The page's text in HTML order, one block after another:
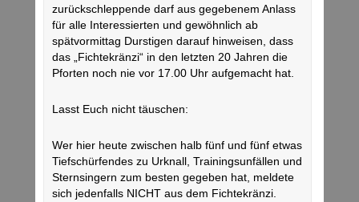
zurückschleppende darf aus gegebenem Anlass
für alle Interessierten und gewöhnlich ab
spätvormittag Durstigen darauf hinweisen, dass
das „Fichtekränzi“ in den letzten 20 Jahren die
Pforten noch nie vor 17.00 Uhr aufgemacht hat.
Lasst Euch nicht täuschen:
Wer hier heute zwischen halb fünf und fünf etwas
Tiefschürfendes zu Urknall, Trainingsunfällen und
Sternsingern zum besten gegeben hat, meldete
sich jedenfalls NICHT aus dem Fichtekränzi.